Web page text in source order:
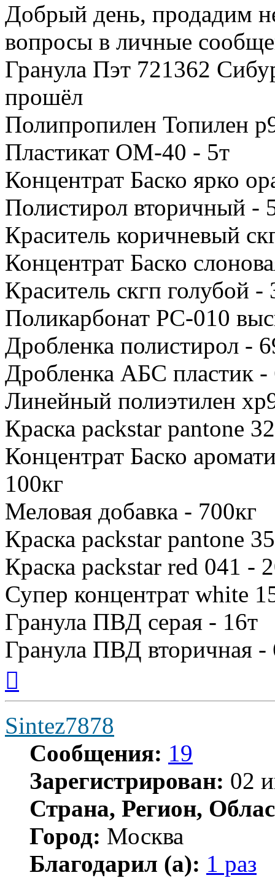
Добрый день, продадим
вопросы в личные
Гранула Пэт 721362
прошёл
Полипропилен Топилен
Пластикат ОМ-40 - 5т
Концентрат Баско ярко
Полистирол вторичный -
Краситель коричневый
Концентрат Баско
Краситель скгп голубой -
Поликарбонат РС-010
Дробленка полистирол -
Дробленка АБС пластик -
Линейный полиэтилен
Краска packstar pantone
Концентрат Баско
100кг
Меловая добавка - 700кг
Краска packstar pantone
Краска packstar red 041 -
Супер концентрат white
Гранула ПВД серая - 16т
Гранула ПВД вторичная -
началу
Sintez7878
Сообщения: 19
Зарегистрирован: 02
Страна, Регион,
Город: Москва
Благодарил (а): 1 раз